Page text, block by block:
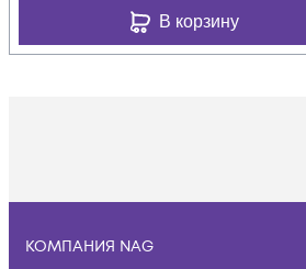
В корзину
КОМПАНИЯ NAG